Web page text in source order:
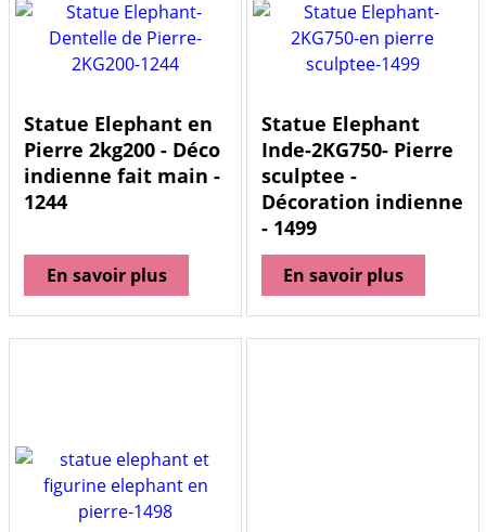
Statue Elephant en
Pierre 2kg200 - Déco
indienne fait main -
1244
En savoir plus
Statue Elephant
Inde-2KG750- Pierre
sculptee -
Décoration indienne
- 1499
En savoir plus